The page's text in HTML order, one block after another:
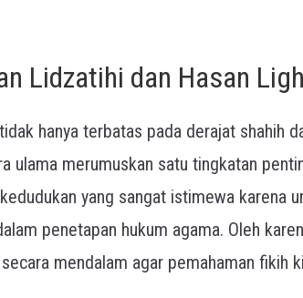
Lidzatihi dan Hasan
hanya terbatas pada derajat shahih
ulama merumuskan satu tingkatan
yang sangat istimewa karena
penetapan hukum agama. Oleh
mendalam agar pemahaman fikih